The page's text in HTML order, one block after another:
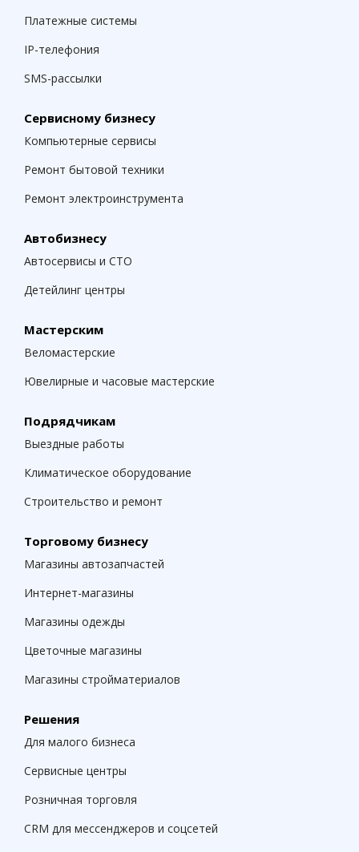
Платежные системы
IP-телефония
SMS-рассылки
Сервисному бизнесу
Компьютерные сервисы
Ремонт бытовой техники
Ремонт электроинструмента
Автобизнесу
Автосервисы и СТО
Детейлинг центры
Мастерским
Веломастерские
Ювелирные и часовые мастерские
Подрядчикам
Выездные работы
Климатическое оборудование
Строительство и ремонт
Торговому бизнесу
Магазины автозапчастей
Интернет-магазины
Магазины одежды
Цветочные магазины
Магазины стройматериалов
Решения
Для малого бизнеса
Сервисные центры
Розничная торговля
CRM для мессенджеров и соцсетей